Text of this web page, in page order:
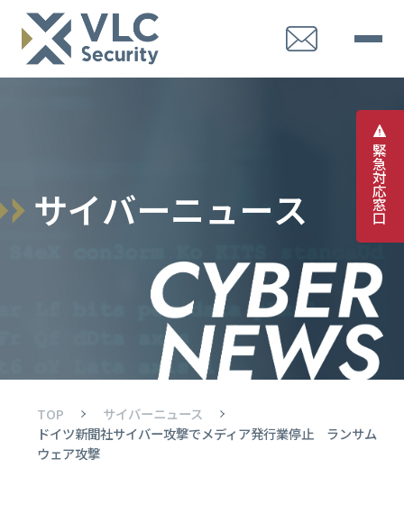
緊
急
対
応
窓
口
サイバーニュース
TOP
サイバーニュース
ドイツ新聞社サイバー攻撃でメディア発行業停止 ランサム
ウェア攻撃